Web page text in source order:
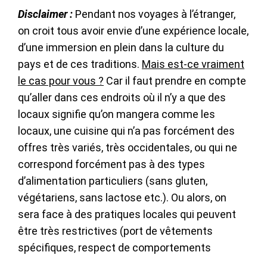
Disclaimer : Pendant nos voyages à l’étranger,
on croit tous avoir envie d’une expérience locale,
d’une immersion en plein dans la culture du
pays et de ces traditions. Mais est-ce vraiment
le cas pour vous ? Car il faut prendre en compte
qu’aller dans ces endroits où il n’y a que des
locaux signifie qu’on mangera comme les
locaux, une cuisine qui n’a pas forcément des
offres très variés, très occidentales, ou qui ne
correspond forcément pas à des types
d’alimentation particuliers (sans gluten,
végétariens, sans lactose etc.). Ou alors, on
sera face à des pratiques locales qui peuvent
être très restrictives (port de vêtements
spécifiques, respect de comportements